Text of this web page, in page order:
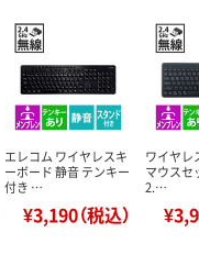
エレコム ワイヤレスキ
ーボード 静音 テンキー
付き …
¥3,190（税込）
ワイヤレ
マウスセ
2.…